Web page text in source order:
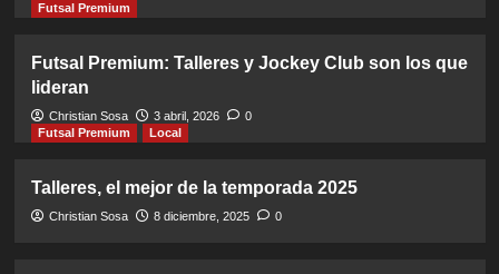
Futsal Premium
Futsal Premium: Talleres y Jockey Club son los que
lideran
Christian Sosa 3 abril, 2026
0
Futsal Premium
Local
Talleres, el mejor de la temporada 2025
Christian Sosa 8 diciembre, 2025 0